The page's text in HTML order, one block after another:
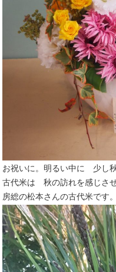
お祝いに。明るい中に 少し
古代米は 秋の訪れを感じさせ
房総の松本さんの古代米です